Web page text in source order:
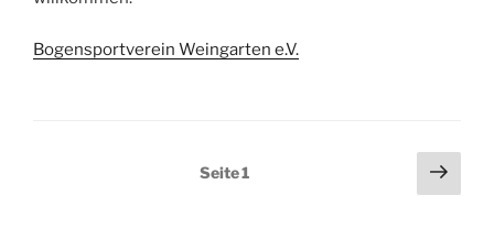
Bogensportverein Weingarten e.V.
Seitennummerierung
Seite1